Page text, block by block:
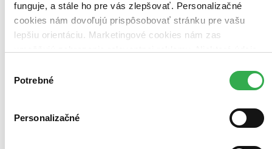
funguje, a stále ho pre vás zlepšovať. Personalizačné
cookies nám dovoľujú prispôsobovať stránku pre vašu
lepšiu orientáciu. Marketingové cookies nám zas
keby sme mohli používať všetky tieto cookies. Ďakujeme!
súhlasu
Potrebné
Personalizačné